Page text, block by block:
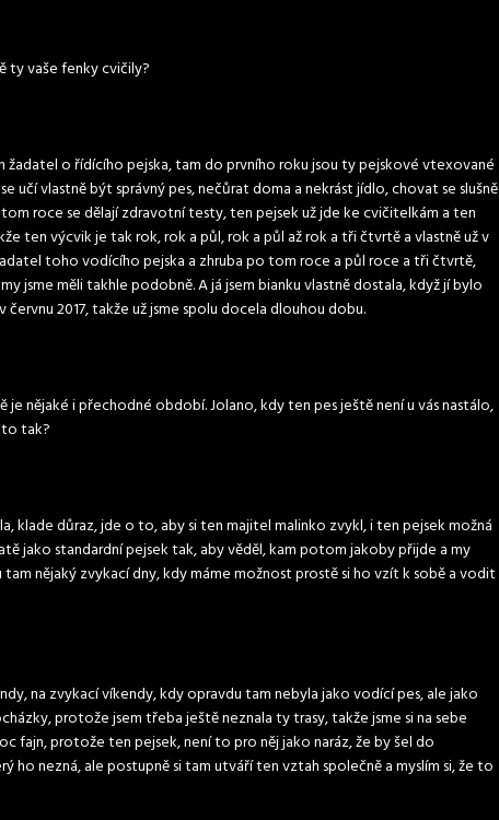
ty vaše fenky cvičily?
o řídícího pejska, tam do prvního roku jsou ty pejskové vtexované
učí vlastně být správný pes, nečůrat doma a nekrást jídlo, chovat se slušně
roce se dělají zdravotní testy, ten pejsek už jde ke cvičitelkám a ten
ten výcvik je tak rok, rok a půl, rok a půl až rok a tři čtvrtě a vlastně už v
toho vodícího pejska a zhruba po tom roce a půl roce a tři čtvrtě,
jsme měli takhle podobně. A já jsem bianku vlastně dostala, když jí bylo
červnu 2017, takže už jsme spolu docela dlouhou dobu.
je nějaké i přechodné období. Jolano, kdy ten pes ještě není u vás nastálo,
to tak?
klade důraz, jde o to, aby si ten majitel malinko zvykl, i ten pejsek možná
jako standardní pejsek tak, aby věděl, kam potom jakoby přijde a my
nějaký zvykací dny, kdy máme možnost prostě si ho vzít k sobě a vodit
na zvykací víkendy, kdy opravdu tam nebyla jako vodící pes, ale jako
protože jsem třeba ještě neznala ty trasy, takže jsme si na sebe
fajn, protože ten pejsek, není to pro něj jako naráz, že by šel do
ho nezná, ale postupně si tam utváří ten vztah společně a myslím si, že to